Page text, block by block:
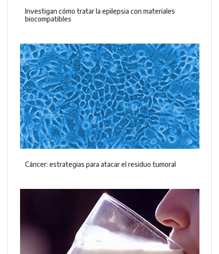
Investigan cómo tratar la epilepsia con materiales
biocompatibles
Cáncer: estrategias para atacar el residuo tumoral